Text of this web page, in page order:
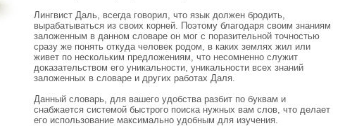
Лингвист Даль, всегда говорил, что язык должен бродить,
вырабатываться из своих корней. Поэтому благодаря своим знаниям
заложенным в данном словаре он мог с поразительной точностью
сразу же понять откуда человек родом, в каких землях жил или
живет по нескольким предложениям, что несомненно служит
доказательством его уникальности, уникальности всех знаний
заложенных в словаре и других работах Даля.
Данный словарь, для вашего удобства разбит по буквам и
снабжается системой быстрого поиска нужных вам слов, что делает
его использование максимально удобным для изучения.